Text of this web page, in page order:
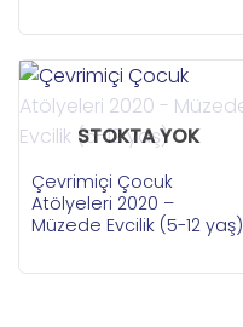
STOKTA YOK
Çevrimiçi Çocuk
Atölyeleri 2020 –
Müzede Evcilik (5-12 yaş)